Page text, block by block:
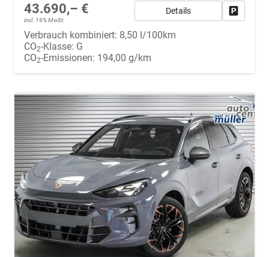
43.690,– €
incl. 19% MwSt.
Details
Verbrauch kombiniert: 8,50 l/100km
CO2-Klasse: G
CO2-Emissionen: 194,00 g/km